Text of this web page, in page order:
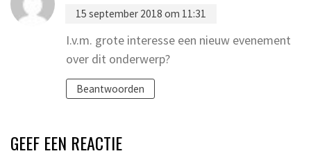
15 september 2018 om 11:31
I.v.m. grote interesse een nieuw evenement
over dit onderwerp?
Beantwoorden
GEEF EEN REACTIE